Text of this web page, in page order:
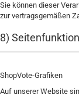
Sie können dieser
zur vertragsgemäßen
8)
ShopVote-Grafiken
Auf unserer Website